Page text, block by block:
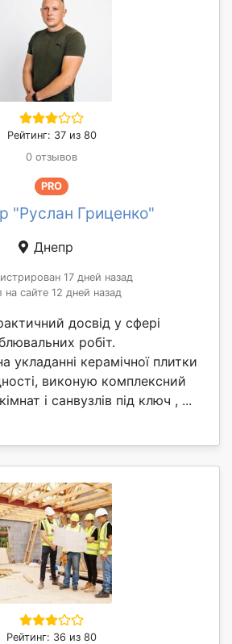
Рейтинг: 37 из 80
0 отзывов
PRO
"Руслан Гриценко"
Днепр
17 дней назад
на сайте 12 дней назад
досвід у сфері
робіт.
укладанні керамічної плитки
виконую комплексний
і санвузлів під ключ , ...
Рейтинг: 36 из 80